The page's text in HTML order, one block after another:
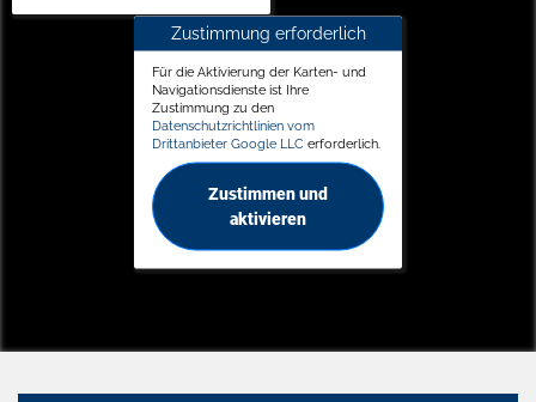
Zustimmung erforderlich
Für die Aktivierung der Karten- und
Navigationsdienste ist Ihre
Zustimmung zu den
Datenschutzrichtlinien vom
Drittanbieter Google LLC erforderlich.
Zustimmen und
aktivieren